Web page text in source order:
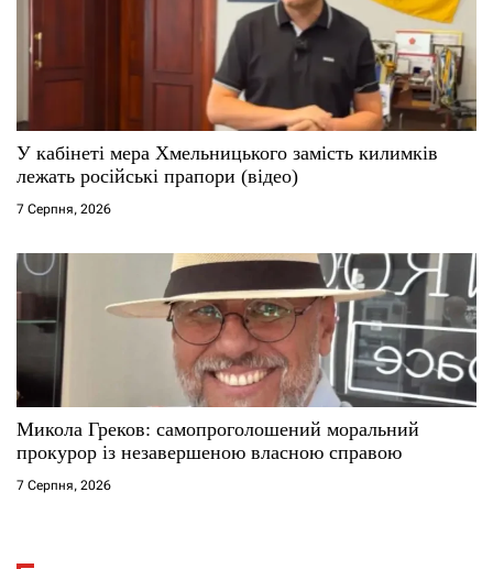
У кабінеті мера Хмельницького замість килимків
лежать російські прапори (відео)
7 Серпня, 2026
Микола Греков: самопроголошений моральний
прокурор із незавершеною власною справою
7 Серпня, 2026